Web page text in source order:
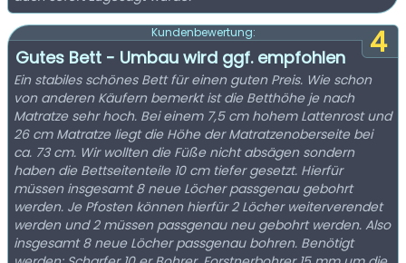
4
Kundenbewertung:
Gutes Bett - Umbau wird ggf. empfohlen
Ein stabiles schönes Bett für einen guten Preis. Wie schon
von anderen Käufern bemerkt ist die Betthöhe je nach
Matratze sehr hoch. Bei einem 7,5 cm hohem Lattenrost und
26 cm Matratze liegt die Höhe der Matratzenoberseite bei
ca. 73 cm. Wir wollten die Füße nicht absägen sondern
haben die Bettseitenteile 10 cm tiefer gesetzt. Hierfür
müssen insgesamt 8 neue Löcher passgenau gebohrt
werden. Je Pfosten können hierfür 2 Löcher weiterverendet
werden und 2 müssen passgenau neu gebohrt werden. Also
insgesamt 8 neue Löcher passgenau bohren. Benötigt